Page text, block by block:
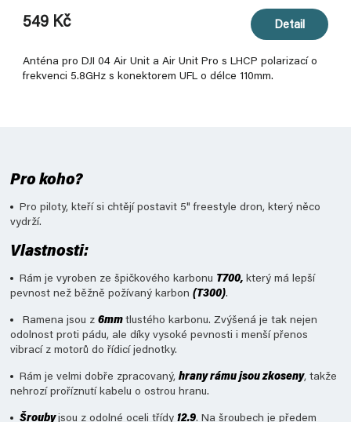
549 Kč Detail
Anténa pro DJI 04 Air Unit a Air Unit Pro s LHCP polarizací o
frekvenci 5.8GHz s konektorem UFL o délce 110mm.
Pro koho?
Pro piloty, kteří si chtějí postavit 5" freestyle dron, který něco
vydrží.
Vlastnosti:
Rám je vyroben ze špičkového karbonu T700, který má lepší
pevnost než běžně požívaný karbon (T300).
Ramena jsou z 6mm tlustého karbonu. Zvýšená je tak nejen
odolnost proti pádu, ale díky vysoké pevnosti i menší přenos
vibrací z motorů do řídicí jednotky.
Rám je velmi dobře zpracovaný, hrany rámu jsou zkoseny, takže
nehrozí proříznutí kabelu o ostrou hranu.
Šroubyjsou z odolné oceli třídy 12.9. Na šroubech je předem